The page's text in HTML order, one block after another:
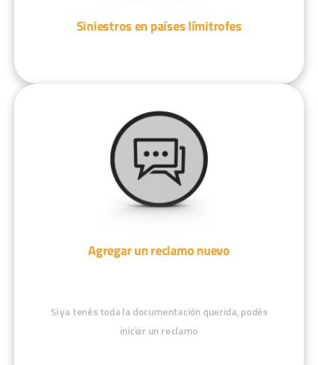
Siniestros en países límitrofes
Agregar un reclamo nuevo
Si ya tenés toda la documentación querida, podés
iniciar un reclamo